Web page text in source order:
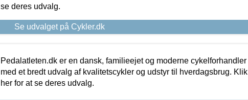
se deres udvalg.
Se udvalget på Cykler.dk
Pedalatleten.dk er en dansk, familieejet og moderne cykelforhandler
med et bredt udvalg af kvalitetscykler og udstyr til hverdagsbrug. Klik
her for at se deres udvalg.